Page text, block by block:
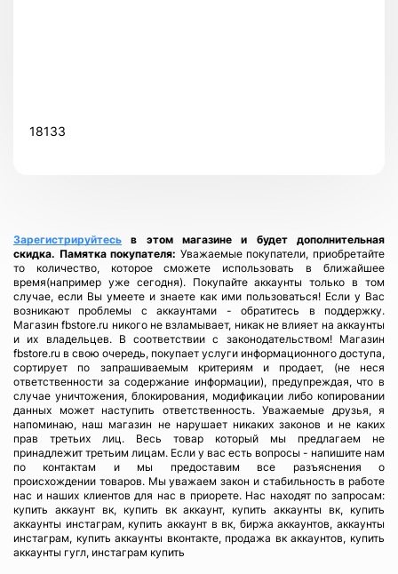
18133
Зарегистрируйтесь
в этом магазине и будет дополнительная
скидка. Памятка покупателя: Уважаемые покупатели, приобретайте
то количество, которое сможете использовать в ближайшее
время(например уже сегодня). Покупайте аккаунты только в том
случае, если Вы умеете и знаете как ими пользоваться! Если у Вас
возникают проблемы с аккаунтами - обратитесь в поддержку.
Магазин fbstore.ru никого не взламывает, никак не влияет на аккаунты
и их владельцев. В соответствии с законодательством! Магазин
fbstore.ru в свою очередь, покупает услуги информационного доступа,
сортирует по запрашиваемым критериям и продает, (не неся
ответственности за содержание информации), предупреждая, что в
случае уничтожения, блокирования, модификации либо копировании
данных может наступить ответственность. Уважаемые друзья, я
напоминаю, наш магазин не нарушает никаких законов и не каких
прав третьих лиц. Весь товар который мы предлагаем не
принадлежит третьим лицам. Если у вас есть вопросы - напишите нам
по контактам и мы предоставим все разъяснения о
происхождении товаров. Мы уважаем закон и стабильность в работе
нас и наших клиентов для нас в приорете. Нас находят по запросам:
купить аккаунт вк, купить вк аккаунт, купить аккаунты вк, купить
аккаунты инстаграм, купить аккаунт в вк, биржа аккаунтов, аккаунты
инстаграм, купить аккаунты вконтакте, продажа вк аккаунтов, купить
аккаунты гугл, инстаграм купить